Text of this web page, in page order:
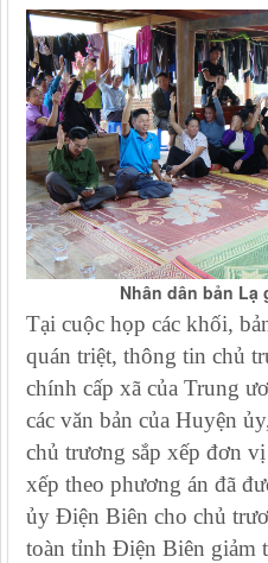
Nhân dân bản
Tại cuộc họp các khối,
quán triệt, thông tin chủ
chính cấp xã của Trung
các văn bản của Huyện
chủ trương sắp xếp đơn
xếp theo phương án đã
ủy Điện Biên cho chủ
toàn tỉnh Điện Biên giảm